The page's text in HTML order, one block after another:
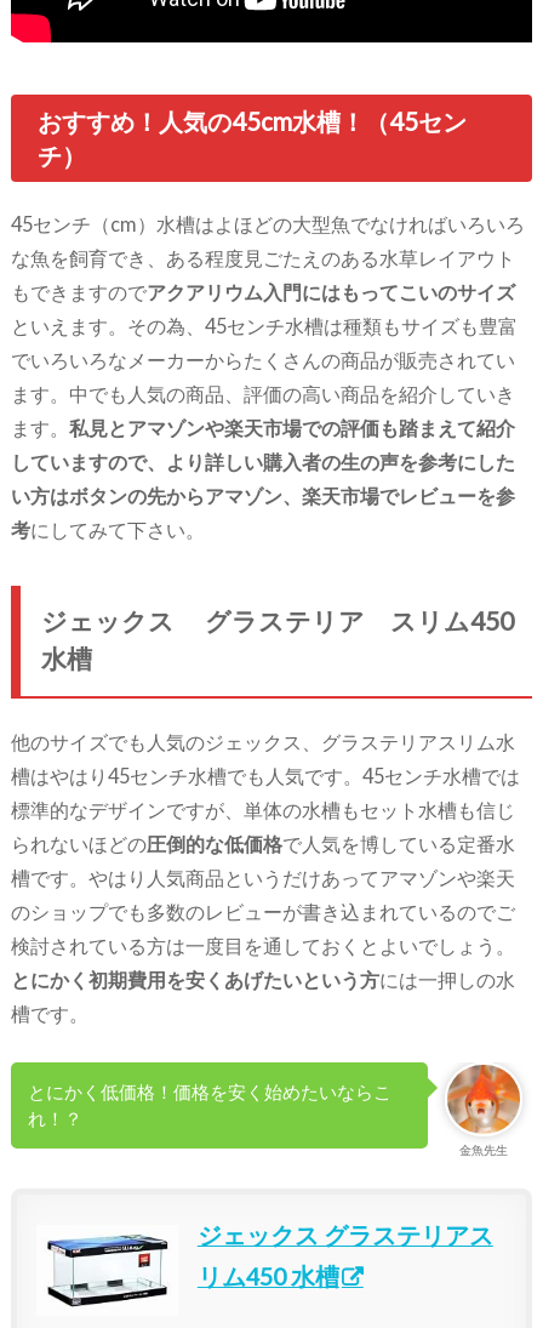
おすすめ！人気の45cm水槽！（45セン
チ）
45センチ（cm）水槽はよほどの大型魚でなければいろいろ
な魚を飼育でき、ある程度見ごたえのある水草レイアウト
もできますのでアクアリウム入門にはもってこいのサイズ
といえます。その為、45センチ水槽は種類もサイズも豊富
でいろいろなメーカーからたくさんの商品が販売されてい
ます。中でも人気の商品、評価の高い商品を紹介していき
ます。 私見とアマゾンや楽天市場での評価も踏まえて紹介
していますので、より詳しい購入者の生の声を参考にした
い方はボタンの先からアマゾン、楽天市場でレビューを参
考にしてみて下さい。
ジェックス グラステリア スリム450
水槽
他のサイズでも人気のジェックス、グラステリアスリム水
槽はやはり45センチ水槽でも人気です。45センチ水槽では
標準的なデザインですが、単体の水槽もセット水槽も信じ
られないほどの圧倒的な低価格で人気を博している定番水
槽です。やはり人気商品というだけあってアマゾンや楽天
のショップでも多数のレビューが書き込まれているのでご
検討されている方は一度目を通しておくとよいでしょう。
とにかく初期費用を安くあげたいという方には一押しの水
槽です。
金魚先生
とにかく低価格！価格を安く始めたいならこ
れ！？
ジェックス グラステリアス
リム450 水槽